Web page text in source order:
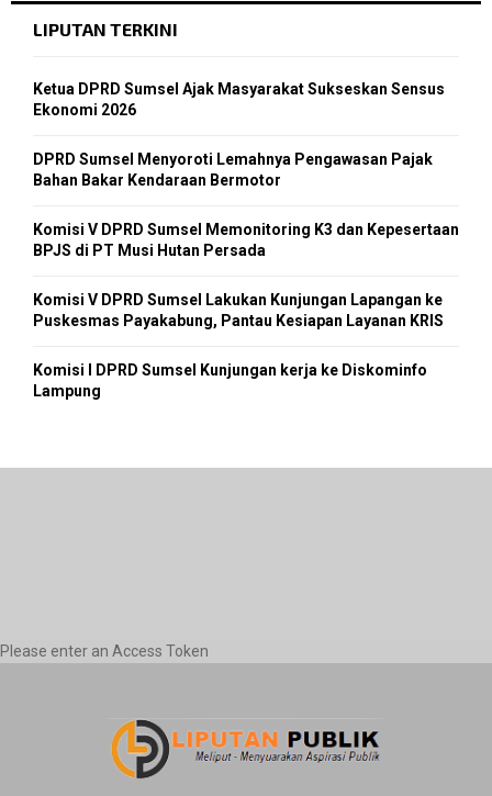
LIPUTAN TERKINI
Ketua DPRD Sumsel Ajak Masyarakat Sukseskan Sensus
Ekonomi 2026
DPRD Sumsel Menyoroti Lemahnya Pengawasan Pajak
Bahan Bakar Kendaraan Bermotor
Komisi V DPRD Sumsel Memonitoring K3 dan Kepesertaan
BPJS di PT Musi Hutan Persada
Komisi V DPRD Sumsel Lakukan Kunjungan Lapangan ke
Puskesmas Payakabung, Pantau Kesiapan Layanan KRIS
Komisi I DPRD Sumsel Kunjungan kerja ke Diskominfo
Lampung
Please enter an Access Token